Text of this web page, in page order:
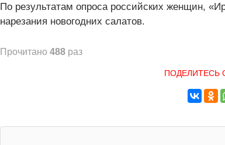
По результатам опроса российских женщин,
нарезания новогодних салатов.
Прочитано 488 раз
ПОДЕЛИТЕСЬ